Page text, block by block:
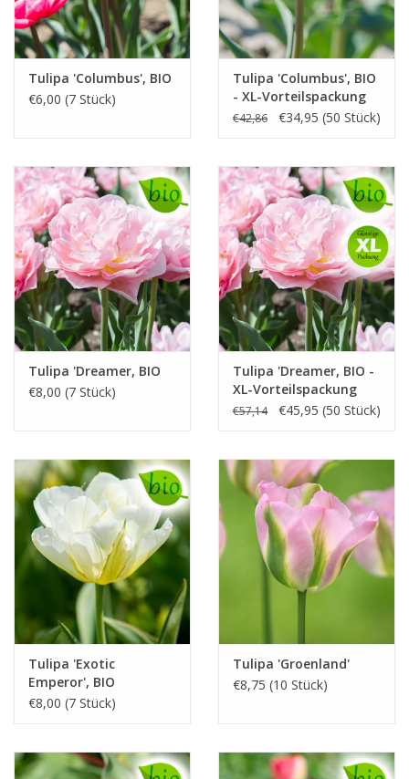
Tulipa 'Columbus', BIO
€6,00 (7 Stück)
Tulipa 'Columbus', BIO
- XL-Vorteilspackung
€42,86 €34,95 (50 Stück)
Tulipa 'Dreamer, BIO
€8,00 (7 Stück)
Tulipa 'Dreamer, BIO -
XL-Vorteilspackung
€57,14 €45,95 (50 Stück)
Tulipa 'Exotic
Emperor', BIO
€8,00 (7 Stück)
Tulipa 'Groenland'
€8,75 (10 Stück)